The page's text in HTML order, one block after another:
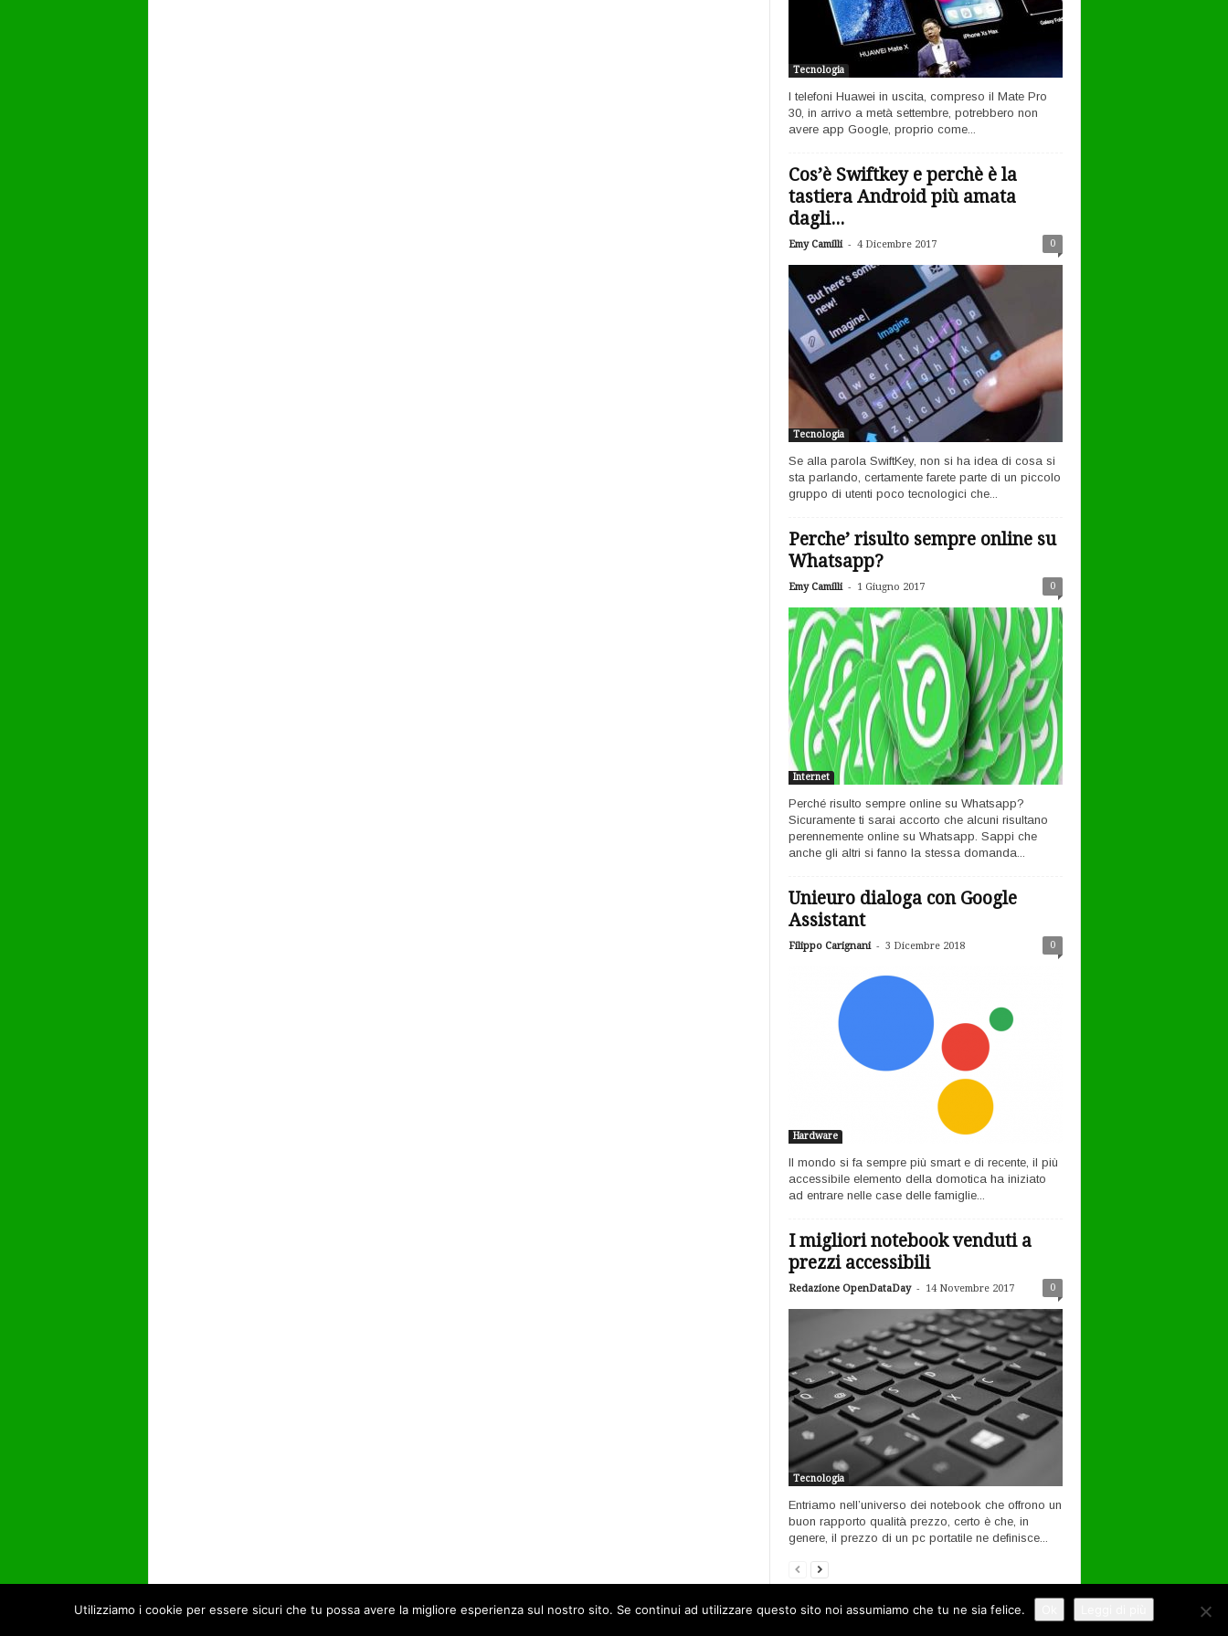
Tecnologia
I telefoni Huawei in uscita, compreso il Mate Pro
30, in arrivo a metà settembre, potrebbero non
avere app Google, proprio come...
Cos’è Swiftkey e perchè è la
tastiera Android più amata
dagli...
Emy Camilli - 4 Dicembre 2017 0
Tecnologia
Se alla parola SwiftKey, non si ha idea di cosa si
sta parlando, certamente farete parte di un piccolo
gruppo di utenti poco tecnologici che...
Perche’ risulto sempre online su
Whatsapp?
Emy Camilli - 1 Giugno 2017 0
Internet
Perché risulto sempre online su Whatsapp?
Sicuramente ti sarai accorto che alcuni risultano
perennemente online su Whatsapp. Sappi che
anche gli altri si fanno la stessa domanda...
Unieuro dialoga con Google
Assistant
Filippo Carignani - 3 Dicembre 2018 0
Hardware
Il mondo si fa sempre più smart e di recente, il più
accessibile elemento della domotica ha iniziato
ad entrare nelle case delle famiglie...
I migliori notebook venduti a
prezzi accessibili
Redazione OpenDataDay - 14 Novembre 2017 0
Tecnologia
Entriamo nell’universo dei notebook che offrono un
buon rapporto qualità prezzo, certo è che, in
genere, il prezzo di un pc portatile ne definisce...
Home Open data Software Internet Tecnologia Filosofia open Contatti
© Open Data Day 2017 - Privacy Policy
Utilizziamo i cookie per essere sicuri che tu possa avere la migliore esperienza sul nostro sito. Se continui ad utilizzare questo sito noi assumiamo che tu ne sia felice.